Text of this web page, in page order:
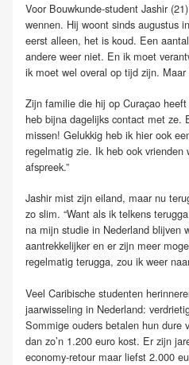
Voor Bouwkunde-student Jashir
wennen. Hij woont sinds augustus
eerst alleen, het is koud. Een
andere weer niet. En ik moet
ik moet wel overal op tijd zijn.
Zijn familie die hij op Curaçao heeft
heb bijna dagelijks contact met ze.
missen! Gelukkig heb ik hier ook
regelmatig zie. Ik heb ook vrienden
afspreek.”
Jashir mist zijn eiland, maar nu
zo slim. “Want als ik telkens
na mijn studie in Nederland blijven
aantrekkelijker en er zijn meer
regelmatig terugga, zou ik weer
Veel Caribische studenten
jaarwisseling in Nederland:
Sommige ouders betalen hun dure
dan zo’n 1.200 euro kost. Er zijn
economy-retour maar liefst 2.000